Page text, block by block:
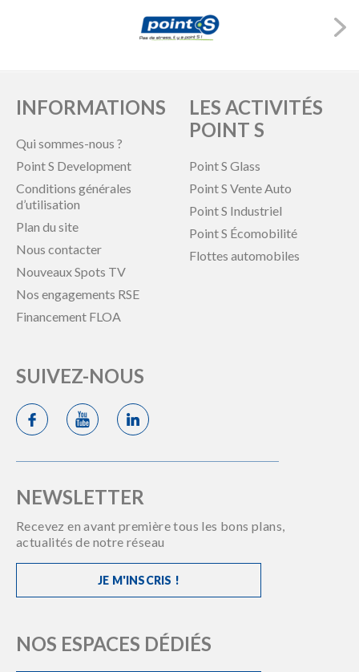
INFORMATIONS
Qui sommes-nous ?
Point S Development
Conditions générales
d’utilisation
Plan du site
Nous contacter
Nouveaux Spots TV
Nos engagements RSE
Financement FLOA
LES ACTIVITÉS
POINT S
Point S Glass
Point S Vente Auto
Point S Industriel
Point S Écomobilité
Flottes automobiles
SUIVEZ-NOUS
NEWSLETTER
Recevez en avant première tous les bons plans,
actualités de notre réseau
JE M'INSCRIS !
NOS ESPACES DÉDIÉS